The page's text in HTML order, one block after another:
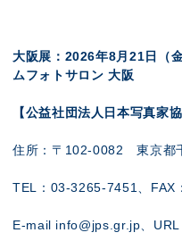
大阪展： 2026年8月21日（
ムフォトサロン 大阪
【公益社団法人日本写真家
住所：〒 102-0082 東京都
TEL ： 03-3265-7451 FAX
E-mail info@jps.gr.jp URL